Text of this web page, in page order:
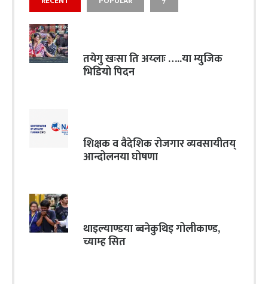
तयेगु खःसा ति अय्लाः …..या म्युजिक
भिडियो पिदन
शिक्षक व वैदेशिक रोजगार व्यवसायीतय्
आन्दोलनया घोषणा
थाइल्याण्डया ब्वनेकुथिइ गोलीकाण्ड,
च्याम्ह सित